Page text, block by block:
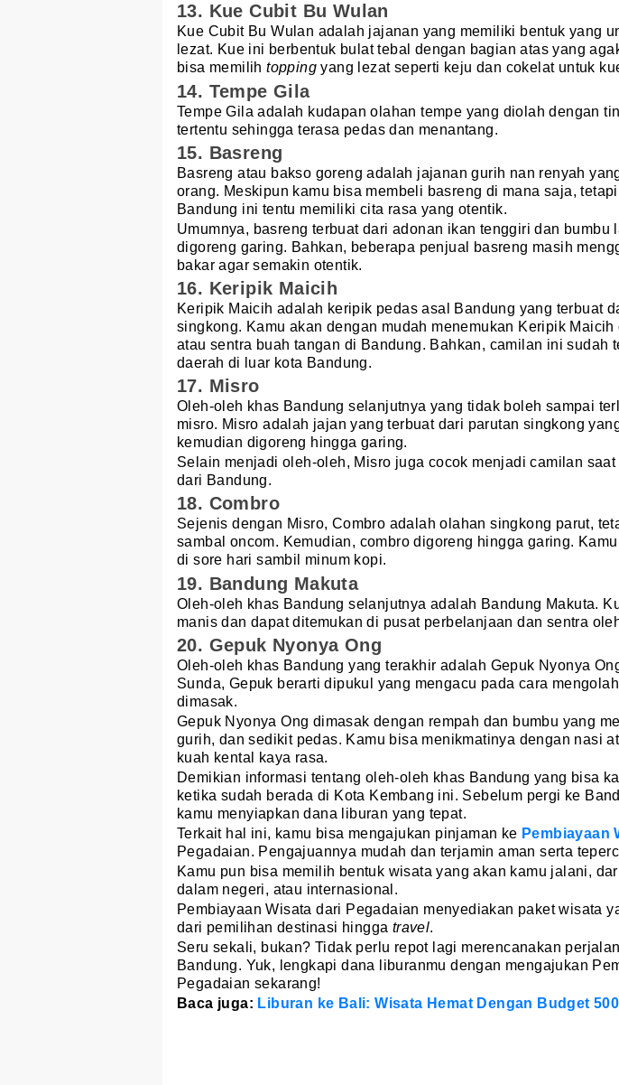
13. Kue Cubit Bu Wulan
Kue Cubit Bu Wulan adalah jajanan yang memiliki bentuk yang
lezat. Kue ini berbentuk bulat tebal dengan bagian atas yang
bisa memilihtopping yang lezat seperti keju dan cokelat untuk
14. Tempe Gila
Tempe Gila adalah kudapan olahan tempe yang diolah dengan
tertentu sehingga terasa pedas dan menantang.
15. Basreng
Basreng atau bakso goreng adalah jajanan gurih nan renyah
orang. Meskipun kamu bisa membeli basreng di mana saja,
Bandung ini tentu memiliki cita rasa yang otentik.
Umumnya, basreng terbuat dari adonan ikan tenggiri dan bumbu
digoreng garing. Bahkan, beberapa penjual basreng masih
bakar agar semakin otentik.
16. Keripik Maicih
Keripik Maicih adalah keripik pedas asal Bandung yang terbuat
singkong. Kamu akan dengan mudah menemukan Keripik Maicih
atau sentra buah tangan di Bandung. Bahkan, camilan ini sudah
daerah di luar kota Bandung.
17. Misro
Oleh-oleh khas Bandung selanjutnya yang tidak boleh sampai
misro. Misro adalah jajan yang terbuat dari parutan singkong
kemudian digoreng hingga garing.
Selain menjadi oleh-oleh, Misro juga cocok menjadi camilan
dari Bandung.
18. Combro
Sejenis dengan Misro, Combro adalah olahan singkong parut,
sambal oncom. Kemudian, combro digoreng hingga garing.
di sore hari sambil minum kopi.
19. Bandung Makuta
Oleh-oleh khas Bandung selanjutnya adalah Bandung Makuta.
manis dan dapat ditemukan di pusat perbelanjaan dan sentra
20. Gepuk Nyonya Ong
Oleh-oleh khas Bandung yang terakhir adalah Gepuk Nyonya
Sunda, Gepuk berarti dipukul yang mengacu pada cara
dimasak.
Gepuk Nyonya Ong dimasak dengan rempah dan bumbu yang
gurih, dan sedikit pedas. Kamu bisa menikmatinya dengan nasi
kuah kental kaya rasa.
Demikian informasi tentang oleh-oleh khas Bandung yang bisa
ketika sudah berada di Kota Kembang ini. Sebelum pergi ke
kamu menyiapkan dana liburan yang tepat.
Terkait hal ini, kamu bisa mengajukan pinjaman ke Pembiayaan
Pegadaian. Pengajuannya mudah dan terjamin aman serta
Kamu pun bisa memilih bentuk wisata yang akan kamu jalani,
dalam negeri, atau internasional.
Pembiayaan Wisata dari Pegadaian menyediakan paket wisata
dari pemilihan destinasi hingga travel.
Seru sekali, bukan? Tidak perlu repot lagi merencanakan
Bandung. Yuk, lengkapi dana liburanmu dengan mengajukan
Pegadaian sekarang!
Baca juga: Liburan ke Bali: Wisata Hemat Dengan Budget